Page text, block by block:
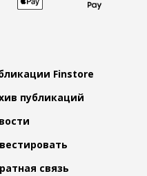
Finstore
публикаций
связь